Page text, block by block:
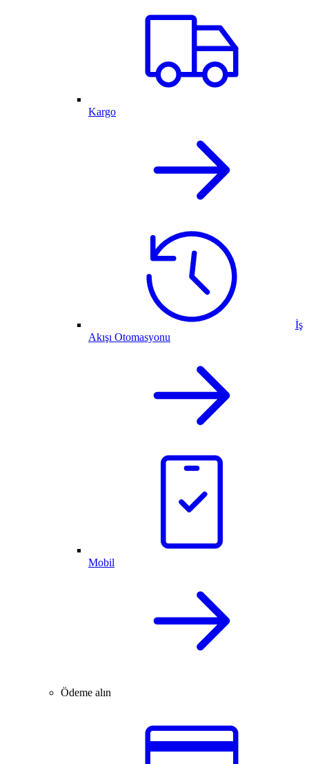
Kargo
İş
Akışı Otomasyonu
Mobil
Ödeme alın